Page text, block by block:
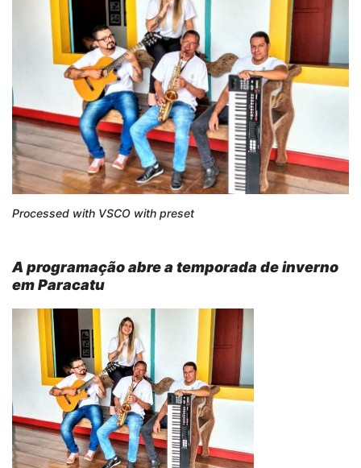
Processed with VSCO with preset
A programação abre a temporada de inverno
em Paracatu